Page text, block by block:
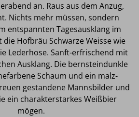
an. Raus aus dem Anzug,
Nichts mehr müssen, sondern
entspannten Tagesausklang im
Hofbräu Schwarze Weisse wie
Lederhose. Sanft-erfrischend mit
Ausklang. Die bernsteindunkle
Schaum und ein malz-
gestandene Mannsbilder und
ein charakterstarkes Weißbier
mögen.